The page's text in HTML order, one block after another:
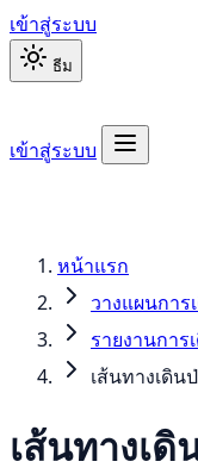
เข้าสู่ระบบ
ธีม
เข้าสู่ระบบ
หน้าแรก
วางแผนการ
รายงานการ
เส้นทางเดิ
เส้นทางเ